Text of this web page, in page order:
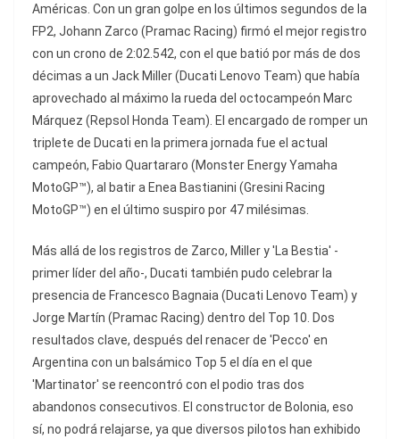
Américas. Con un gran golpe en los últimos segundos de la
FP2, Johann Zarco (Pramac Racing) firmó el mejor registro
con un crono de 2:02.542, con el que batió por más de dos
décimas a un Jack Miller (Ducati Lenovo Team) que había
aprovechado al máximo la rueda del octocampeón Marc
Márquez (Repsol Honda Team). El encargado de romper un
triplete de Ducati en la primera jornada fue el actual
campeón, Fabio Quartararo (Monster Energy Yamaha
MotoGP™), al batir a Enea Bastianini (Gresini Racing
MotoGP™) en el último suspiro por 47 milésimas.
Más allá de los registros de Zarco, Miller y 'La Bestia' -
primer líder del año-, Ducati también pudo celebrar la
presencia de Francesco Bagnaia (Ducati Lenovo Team) y
Jorge Martín (Pramac Racing) dentro del Top 10. Dos
resultados clave, después del renacer de 'Pecco' en
Argentina con un balsámico Top 5 el día en el que
'Martinator' se reencontró con el podio tras dos
abandonos consecutivos. El constructor de Bolonia, eso
sí, no podrá relajarse, ya que diversos pilotos han exhibido